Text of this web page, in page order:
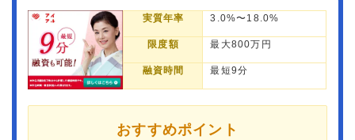
実質年率 3.0%〜18.0%
限度額 最大800万円
融資時間 最短9分
おすすめポイント